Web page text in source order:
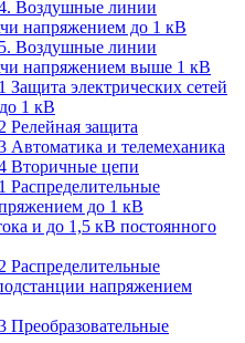
Воздушные линии
напряжением до 1 кВ
Воздушные линии
напряжением выше 1 кВ
электрических сетей
1 кВ
защита
Автоматика и телемеханика
Вторичные цепи
до 1 кВ
и до 1,5 кВ постоянного
напряжением